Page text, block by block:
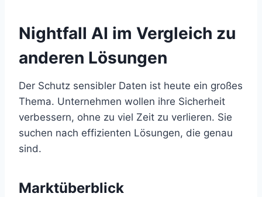
Nightfall AI im Vergleich zu
anderen Lösungen
Der Schutz sensibler Daten ist heute ein großes
Thema. Unternehmen wollen ihre Sicherheit
verbessern, ohne zu viel Zeit zu verlieren. Sie
suchen nach effizienten Lösungen, die genau
sind.
Marktüberblick